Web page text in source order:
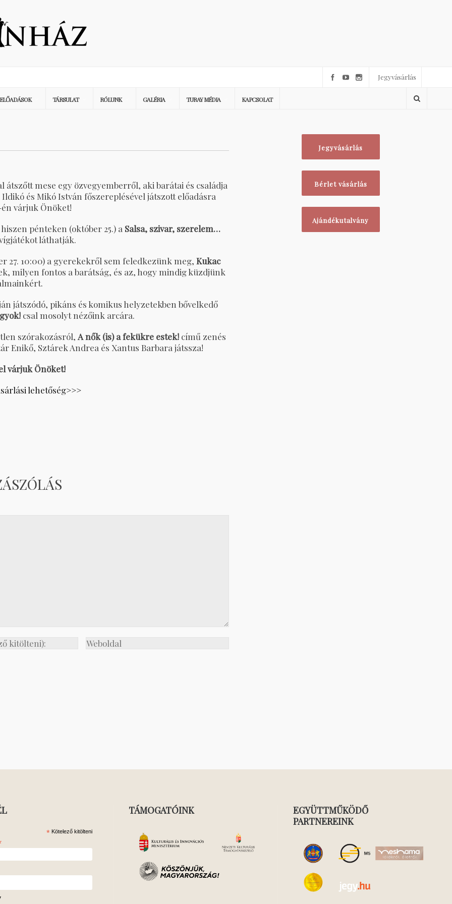
Jegyvásárlás
ELŐADÁSOK TÁRSULAT RÓLUNK GALÉRIA TURAY MÉDIA KAPCSOLAT
mese egy özvegyemberről, aki barátai és családja
és Mikó István főszereplésével játszott előadásra
várjuk Önöket!
pénteken (október 25.) a Salsa, szivar, szerelem…
láthatják.
27. 10:00) a gyerekekről sem feledkezünk meg,Kukac
milyen fontos a barátság, és az, hogy mindig küzdjünk
játszódó, pikáns és komikus helyzetekben bővelkedő
csal mosolyt nézőink arcára.
szórakozásról, A nők (is) a fekükre estek!című zenés
Enikő, Sztárek Andrea és Xantus Barbara játssza!
várjuk Önöket!
lehetőség>>>
Jegyvásárlás
Bérlet vásárlás
Ajándékutalvány
* Kötelező kitölteni
TÁMOGATÓINK
EGYÜTTMŰKÖDŐ
PARTNEREINK